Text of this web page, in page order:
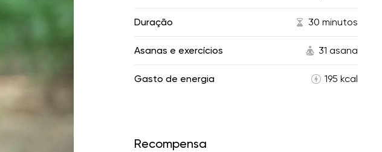
Duração 30 minutos
Asanas e exercícios 31 asana
Gasto de energia 195 kcal
Recompensa